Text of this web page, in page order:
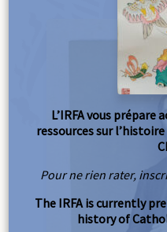
L’IRFA vous
ressources sur
Pour ne rien rater,
The IRFA is currently
history of